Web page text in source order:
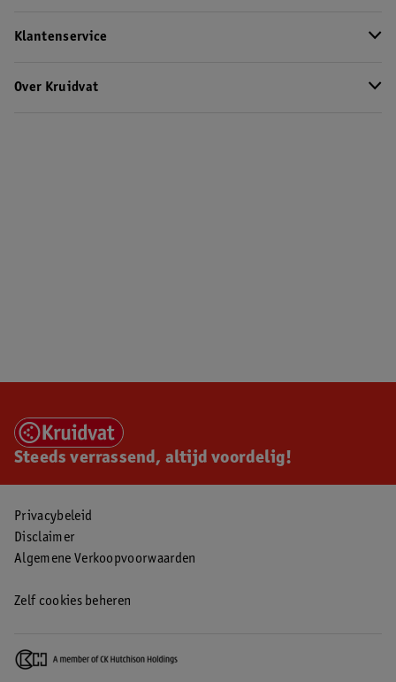
Klantenservice
Over Kruidvat
Steeds verrassend, altijd voordelig!
Privacybeleid
Disclaimer
Algemene Verkoopvoorwaarden
Zelf cookies beheren